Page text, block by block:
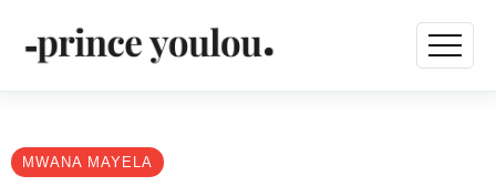
MWANA MAYELA